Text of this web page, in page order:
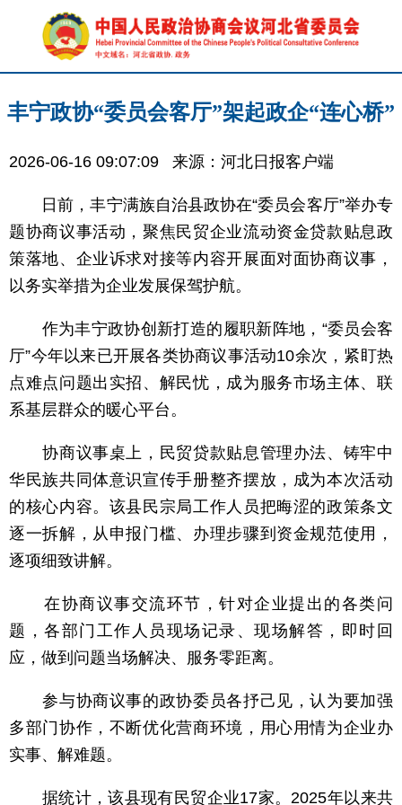
丰宁政协“委员会客厅”架起政企“连心桥”
2026-06-16 09:07:09 来源：河北日报客户端
日前，丰宁满族自治县政协在“委员会客厅”举办专
题协商议事活动，聚焦民贸企业流动资金贷款贴息政
策落地、企业诉求对接等内容开展面对面协商议事，
以务实举措为企业发展保驾护航。
作为丰宁政协创新打造的履职新阵地，“委员会客
厅”今年以来已开展各类协商议事活动10余次，紧盯热
点难点问题出实招、解民忧，成为服务市场主体、联
系基层群众的暖心平台。
协商议事桌上，民贸贷款贴息管理办法、铸牢中
华民族共同体意识宣传手册整齐摆放，成为本次活动
的核心内容。该县民宗局工作人员把晦涩的政策条文
逐一拆解，从申报门槛、办理步骤到资金规范使用，
逐项细致讲解。
在协商议事交流环节，针对企业提出的各类问
题，各部门工作人员现场记录、现场解答，即时回
应，做到问题当场解决、服务零距离。
参与协商议事的政协委员各抒己见，认为要加强
多部门协作，不断优化营商环境，用心用情为企业办
实事、解难题。
据统计，该县现有民贸企业17家。2025年以来共